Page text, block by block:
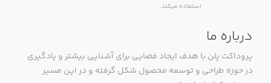
درباره ما
پروداکت پلن با هدف ایجاد فضایی برای آشنایی بیشتر و یادگیری
در حوزه طراحی و توسعه محصول شکل گرفته و در این مسیر
استفاده میکند.